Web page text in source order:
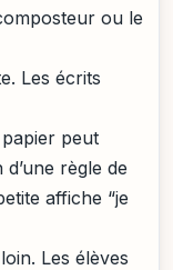
ou le
Les écrits
peut
règle de
affiche “je
Les élèves